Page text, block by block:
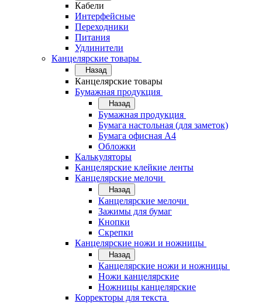
Кабели
Интерфейсные
Переходники
Питания
Удлинители
Канцелярские товары
Назад
Канцелярские товары
Бумажная продукция
Назад
Бумажная продукция
Бумага настольная (для заметок)
Бумага офисная А4
Обложки
Калькуляторы
Канцелярские клейкие ленты
Канцелярские мелочи
Назад
Канцелярские мелочи
Зажимы для бумаг
Кнопки
Скрепки
Канцелярские ножи и ножницы
Назад
Канцелярские ножи и ножницы
Ножи канцелярские
Ножницы канцелярские
Корректоры для текста